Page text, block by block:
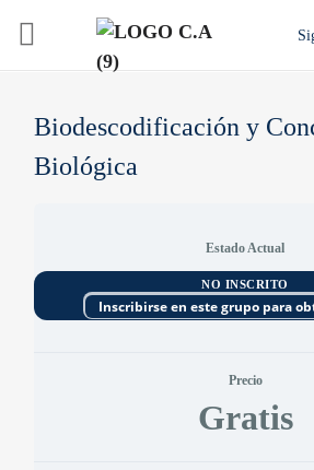
Biodescodificación y
Biológica
Estado Actual
NO INSCRITO
Inscribirse en este grupo para
Precio
Gratis